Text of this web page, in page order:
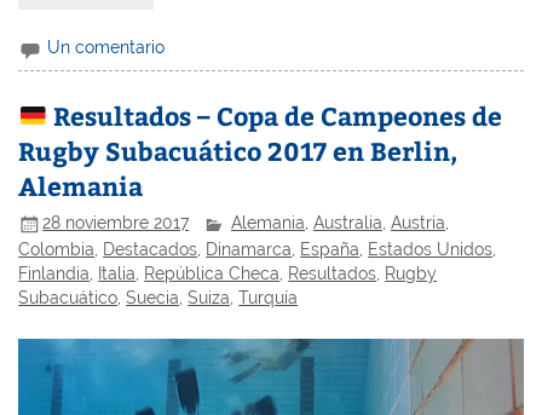
Un comentario
Resultados – Copa de Campeones de
Rugby Subacuático 2017 en Berlin,
Alemania
28 noviembre 2017 Alemania ,Australia ,Austria
Colombia
Destacados Dinamarca España Estados Unidos
Finlandia
Italia República Checa Resultados Rugby
Subacuático ,Suecia ,Suiza ,Turquía